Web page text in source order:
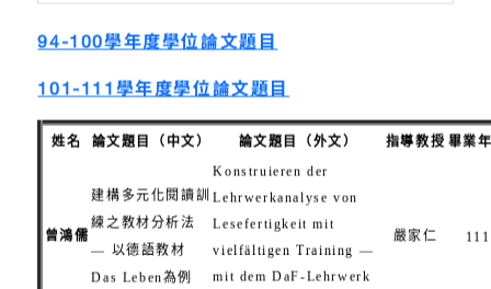
94-100學年度學位論文題目
101-111學年度學位論文題目
姓名 論文題目（中文） 論文題目（外文） 指導教授 畢業
曾鴻儒
建構多元化閱讀訓
練之教材分析法
— 以德語教材
Das Leben為例
Konstruieren der
Lehrwerkanalyse von
Lesefertigkeit mit
vielfältigen Training —
mit dem DaF-Lehrwerk
嚴家仁 111